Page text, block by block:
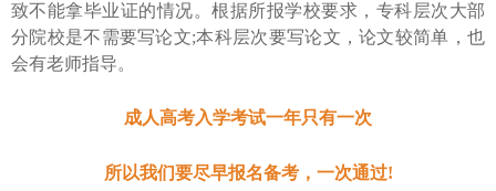
致不能拿毕业证的情况。根据所报学校要求，专科层次大部
分院校是不需要写论文;本科层次要写论文，论文较简单，也
会有老师指导。
成人高考入学考试一年只有一次
所以我们要尽早报名备考，一次通过!